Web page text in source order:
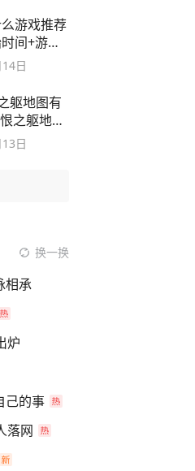
游戏推荐
间+游戏
日
躯地图有
之躯地图
日
换一换
相承
炉
己的事
落网